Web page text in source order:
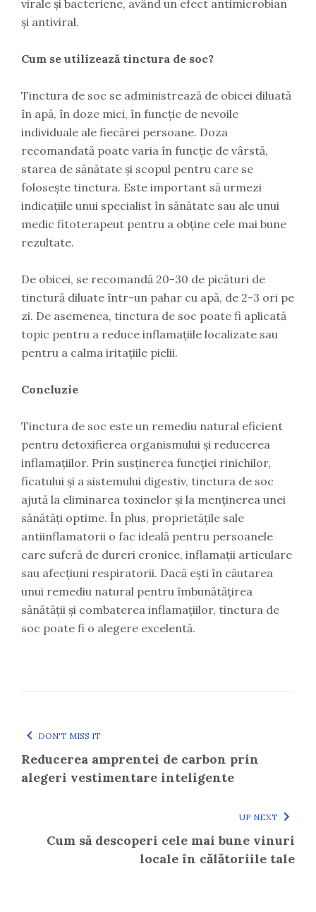
virale și bacteriene, având un efect antimicrobian
și antiviral.
Cum se utilizează tinctura de soc?
Tinctura de soc se administrează de obicei diluată
în apă, în doze mici, în funcție de nevoile
individuale ale fiecărei persoane. Doza
recomandată poate varia în funcție de vârstă,
starea de sănătate și scopul pentru care se
folosește tinctura. Este important să urmezi
indicațiile unui specialist în sănătate sau ale unui
medic fitoterapeut pentru a obține cele mai bune
rezultate.
De obicei, se recomandă 20-30 de picături de
tinctură diluate într-un pahar cu apă, de 2-3 ori pe
zi. De asemenea, tinctura de soc poate fi aplicată
topic pentru a reduce inflamațiile localizate sau
pentru a calma iritațiile pielii.
Concluzie
Tinctura de soc este un remediu natural eficient
pentru detoxifierea organismului și reducerea
inflamațiilor. Prin susținerea funcției rinichilor,
ficatului și a sistemului digestiv, tinctura de soc
ajută la eliminarea toxinelor și la menținerea unei
sănătăți optime. În plus, proprietățile sale
antiinflamatorii o fac ideală pentru persoanele
care suferă de dureri cronice, inflamații articulare
sau afecțiuni respiratorii. Dacă ești în căutarea
unui remediu natural pentru îmbunătățirea
sănătății și combaterea inflamațiilor, tinctura de
soc poate fi o alegere excelentă.
DON'T MISS IT
Reducerea amprentei de carbon prin
alegeri vestimentare inteligente
UP NEXT
Cum să descoperi cele mai bune vinuri
locale în călătoriile tale